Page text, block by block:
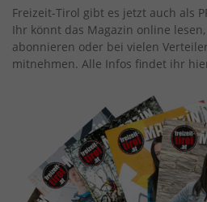
Freizeit-Tirol gibt es jetzt auch als
Ihr könnt das Magazin online
abonnieren oder bei vielen
mitnehmen. Alle Infos findet ihr